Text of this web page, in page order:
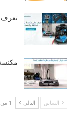
تعرف
مكنسة
السابق التالي 1 من 278